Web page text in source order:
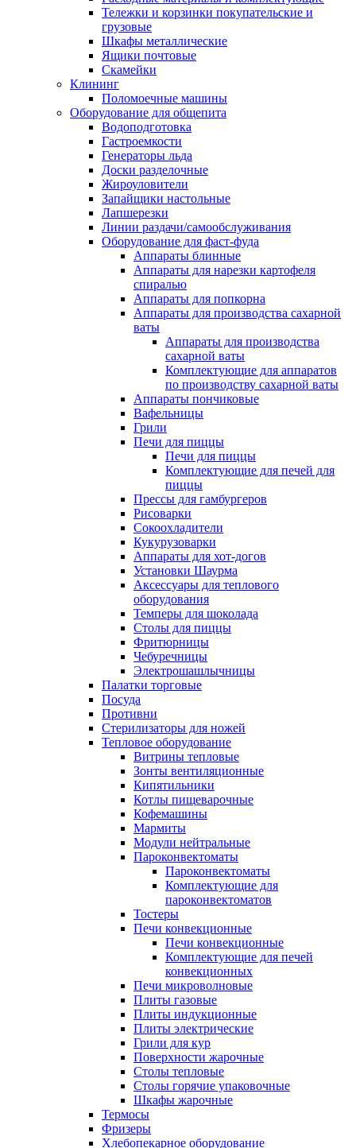
Тележки и корзинки покупательские и
грузовые
Шкафы металлические
Ящики почтовые
Скамейки
Клининг
Поломоечные машины
Оборудование для общепита
Водоподготовка
Гастроемкости
Генераторы льда
Доски разделочные
Жироуловители
Запайщики настольные
Лапшерезки
Линии раздачи/самообслуживания
Оборудование для фаст-фуда
Аппараты блинные
Аппараты для нарезки картофеля
спиралью
Аппараты для попкорна
Аппараты для производства сахарной
ваты
Аппараты для производства
сахарной ваты
Комплектующие для аппаратов
по производству сахарной ваты
Аппараты пончиковые
Вафельницы
Грили
Печи для пиццы
Печи для пиццы
Комплектующие для печей для
пиццы
Прессы для гамбургеров
Рисоварки
Сокоохладители
Кукурузоварки
Аппараты для хот-догов
Установки Шаурма
Аксессуары для теплового
оборудования
Темперы для шоколада
Столы для пиццы
Фритюрницы
Чебуречницы
Электрошашлычницы
Палатки торговые
Посуда
Противни
Стерилизаторы для ножей
Тепловое оборудование
Витрины тепловые
Зонты вентиляционные
Кипятильники
Котлы пищеварочные
Кофемашины
Мармиты
Модули нейтральные
Пароконвектоматы
Пароконвектоматы
Комплектующие для
пароконвектоматов
Тостеры
Печи конвекционные
Печи конвекционные
Комплектующие для печей
конвекционных
Печи микроволновые
Плиты газовые
Плиты индукционные
Плиты электрические
Грили для кур
Поверхности жарочные
Столы тепловые
Столы горячие упаковочные
Шкафы жарочные
Термосы
Фризеры
Хлебопекарное оборудование